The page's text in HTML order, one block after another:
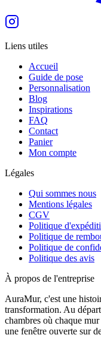
Liens utiles
Accueil
Guide de pose
Personnalisation
Blog
Inspirations
FAQ
Contact
Panier
Mon compte
Légales
Qui sommes nous
Mentions légales
CGV
Politique
Politique de
Politique de
Politique des avis
À propos de l'entreprise
AuraMur, c'est une
transformation. Au
chambres où chaque
une fenêtre ouverte sur